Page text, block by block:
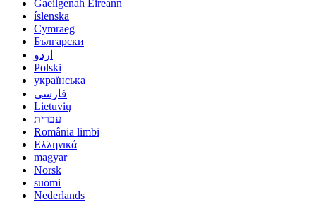
Gaeilgenah Éireann
íslenska
Cymraeg
Български
اردو
Polski
українська
فارسی
Lietuvių
עברית
România limbi
Ελληνικά
magyar
Norsk
suomi
Nederlands